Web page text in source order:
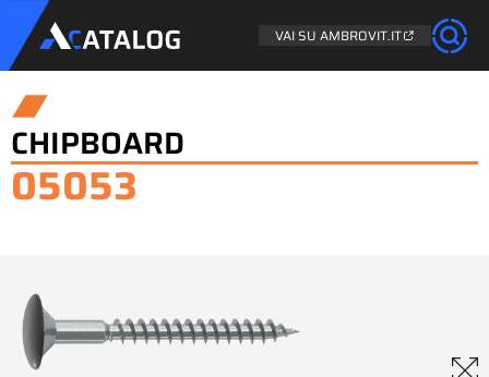
VAI SU AMBROVIT.IT
CHIPBOARD
05053